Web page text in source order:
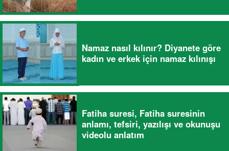
Namaz nasıl kılınır? Diyanete göre
kadın ve erkek için namaz kılınışı
Fatiha suresi, Fatiha suresinin
anlamı, tefsiri, yazılışı ve okunuşu
videolu anlatım